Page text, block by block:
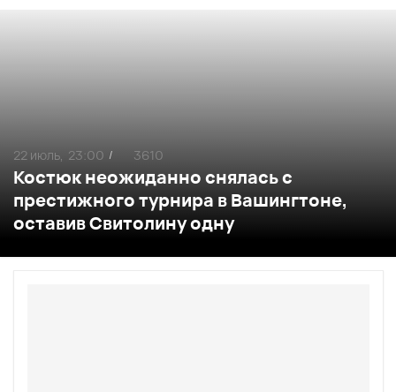
Костюк неожиданно снялась с
престижного турнира в Вашингтоне,
оставив Свитолину одну
22 июль, 23:00 / 3610